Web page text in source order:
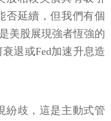
否延續，但我們有個
美股展現強者恆強的
退或Fed加速升息造
紛歧，這是主動式管